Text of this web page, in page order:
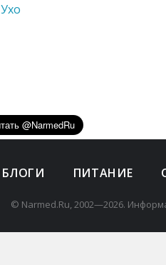
Ухо
БЛОГИ ПИТАНИЕ
© Narmed.Ru, 2002—2026.